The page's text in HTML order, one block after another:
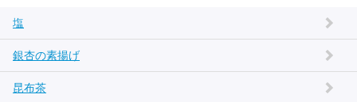
塩
銀杏の素揚げ
昆布茶